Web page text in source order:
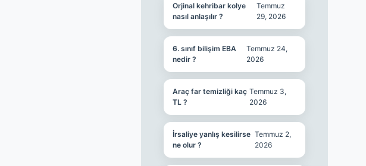
Orjinal kehribar kolye
nasıl anlaşılır ?
Temmuz
29, 2026
6. sınıf bilişim EBA
nedir ?
Temmuz 24,
2026
Araç far temizliği kaç
TL ?
Temmuz 3,
2026
İrsaliye yanlış kesilirse
ne olur ?
Temmuz 2,
2026